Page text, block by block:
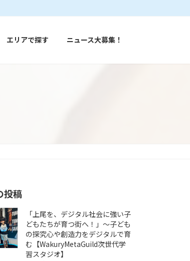
エリアで探す ニュース大募集！
投稿
「上尾を、デジタル社会に強い子
どもたちが育つ街へ！」〜子ども
の探究心や創造力をデジタルで育
む【WakuryMetaGuild次世代学
習スタジオ】